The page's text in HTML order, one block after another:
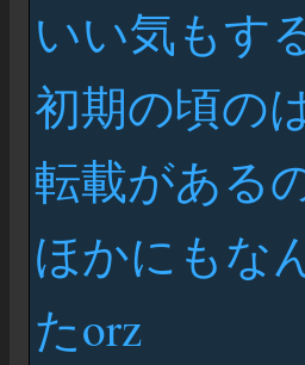
いい気もす
初期の頃の
転載がある
ほかにもな
たorz